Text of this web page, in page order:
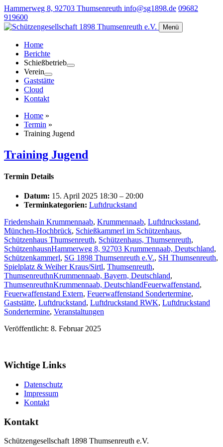
Hammerweg 8, 92703 Thumsenreuth info@sg1898.de 09682
919600
Menü
Home
Berichte
Schießbetrieb
Verein
Gaststätte
Cloud
Kontakt
Home »
Termin »
Training Jugend
Training Jugend
Termin Details
Datum: 15. April 2025 18:30 – 20:00
Terminkategorien: Luftdruckstand
Friedenshain Krummennaab, Krummennaab, Luftdrucksstand,
München-Hochbrück, Schießkammerl im Schützenhaus,
Schützenhaus Thumsenreuth, Schützenhaus, Thumsenreuth,
SchützenhausnHammerweg 8, 92703 Krummennaab, Deutschland,
Schützenkammerl, SG 1898 Thumsenreuth e.V., SH Thumsenreuth,
Spielplatz & Weiher Kraus/Sirtl, Thumsenreuth,
ThumsenreuthnKrummennaab, Bayern, Deutschland,
ThumsenreuthnKrummennaab, DeutschlandFeuerwaffenstand,
Feuerwaffenstand Extern, Feuerwaffenstand Sondertermine,
Gaststätte, Luftdruckstand, Luftdruckstand RWK, Luftdruckstand
Sondertermine, Veranstaltungen
Veröffentlicht: 8. Februar 2025
Wichtige Links
Datenschutz
Impressum
Kontakt
Kontakt
Schützengesellschaft 1898 Thumsenreuth e.V.